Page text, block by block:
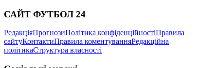
САЙТ ФУТБОЛ 24
РедакціяПрогнозиПолітика конфіденційностіПравила
сайтуКонтактиПравила коментуванняРедакційна
політикаСтруктура власності